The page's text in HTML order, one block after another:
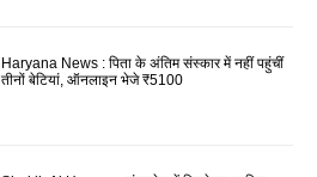
Haryana News : पिता के अंतिम संस्कार में नहीं पहुंचीं
तीनों बेटियां, ऑनलाइन भेजे ₹5100